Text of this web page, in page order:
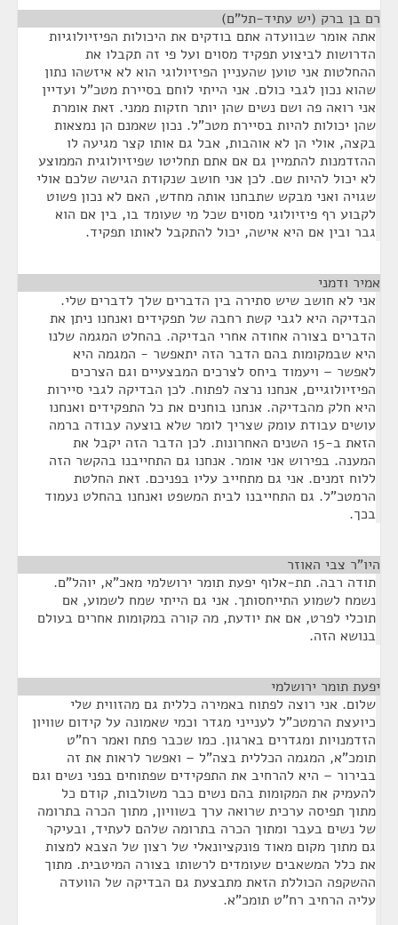
רם בן ברק (יש עתיד-תל"ם)
אתה אומר שבוועדה אתם בודקים את היכולות הפיזיולוגיות
הדרושות לביצוע תפקיד מסוים ועל פי זה תקבלו את
ההחלטות אני טוען שהעניין הפיזיולוגי הוא לא איזשהו נתון
שהוא נכון לגבי כולם. אני הייתי לוחם בסיירת מטכ"ל ועדיין
אני רואה פה ושם נשים שהן יותר חזקות ממני. זאת אומרת
שהן יכולות להיות בסיירת מטכ"ל. נכון שאמנם הן נמצאות
בקצה, אולי הן לא אוהבות, אבל גם אותו קצר מגיעה לו
ההזדמנות להתמיין גם אם אתם תחליטו שפיזיולוגית הממוצע
לא יכול להיות שם. לכן אני חושב שנקודת הגישה שלכם אולי
שגויה ואני מבקש שתבחנו אותה מחדש, האם לא נכון פשוט
לקבוע רף פיזיולוגי מסוים שכל מי שעומד בו, בין אם הוא
גבר ובין אם היא אישה, יכול להתקבל לאותו תפקיד.
אמיר ודמני
אני לא חושב שיש סתירה בין הדברים שלך לדברים שלי.
הבדיקה היא לגבי קשת רחבה של תפקידים ואנחנו ניתן את
הדברים בצורה אחודה אחרי הבדיקה. בהחלט המגמה שלנו
היא שבמקומות בהם הדבר הזה יתאפשר - המגמה היא
לאפשר – ויעמוד ביחס לצרכים המבצעיים וגם הצרכים
הפיזיולוגיים, אנחנו נרצה לפתוח. לכן הבדיקה לגבי סיירות
היא חלק מהבדיקה. אנחנו בוחנים את כל התפקידים ואנחנו
עושים עבודת עומק שצריך לומר שלא בוצעה עבודה ברמה
הזאת ב-15 השנים האחרונות. לכן הדבר הזה יקבל את
המענה. בפירוש אני אומר. אנחנו גם התחייבנו בהקשר הזה
ללוח זמנים. אני גם מתחייב עליו בפניכם. זאת החלטת
הרמטכ"ל. גם התחייבנו לבית המשפט ואנחנו בהחלט נעמוד
בכך.
היו"ר צבי האוזר
תודה רבה. תת-אלוף יפעת תומר ירושלמי מאכ"א, יוהל"ם.
נשמח לשמוע התייחסותך. אני גם הייתי שמח לשמוע, אם
תוכלי לפרט, אם את יודעת, מה קורה במקומות אחרים בעולם
בנושא הזה.
יפעת תומר ירושלמי
שלום. אני רוצה לפתוח באמירה כללית גם מהזווית שלי
כיועצת הרמטכ"ל לענייני מגדר וכמי שאמונה על קידום שוויון
הזדמנויות ומגדרים בארגון. כמו שכבר פתח ואמר רח"ט
תומכ"א, המגמה הכללית בצה"ל – ואפשר לראות את זה
בבירור – היא להרחיב את התפקידים שפתוחים בפני נשים וגם
להעמיק את המקומות בהם נשים כבר משולבות, קודם כל
מתוך תפיסה ערכית שרואה ערך בשוויון, מתוך הכרה בתרומה
של נשים בעבר ומתוך הכרה בתרומה שלהם לעתיד, ובעיקר
גם מתוך מקום מאוד פונקציונאלי של רצון של הצבא למצות
את כלל המשאבים שעומדים לרשותו בצורה המיטבית. מתוך
ההשקפה הכוללת הזאת מתבצעת גם הבדיקה של הוועדה
עליה הרחיב רח"ט תומכ"א.